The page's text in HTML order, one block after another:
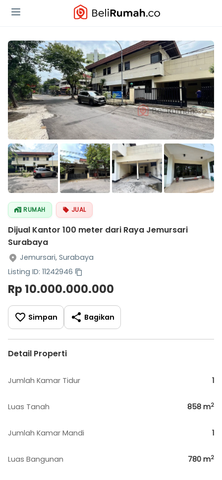
RUMAH JUAL
Dijual Kantor 100 meter dari Raya Jemursari
Surabaya
Jemursari, Surabaya
Listing ID: 11242946
Rp 10.000.000.000
Simpan Bagikan
Detail Properti
Jumlah Kamar Tidur 1
Luas Tanah 858 m2
Jumlah Kamar Mandi 1
Luas Bangunan 780 m2